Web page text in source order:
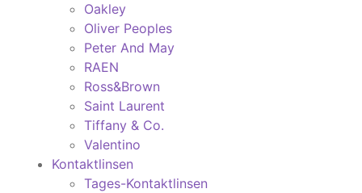
Oakley
Oliver Peoples
Peter And May
RAEN
Ross&Brown
Saint Laurent
Tiffany & Co.
Valentino
Kontaktlinsen
Tages-Kontaktlinsen